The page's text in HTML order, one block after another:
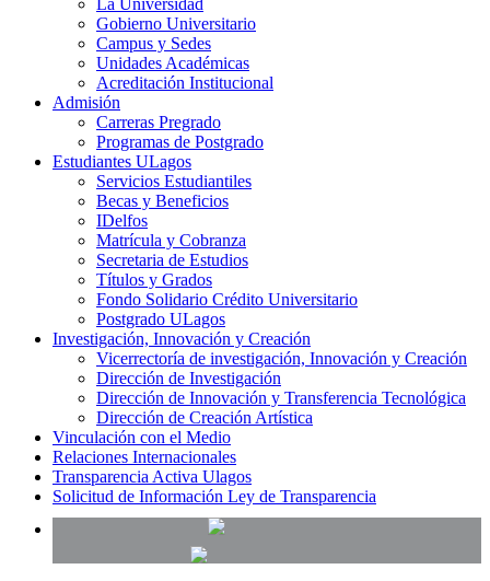
La Universidad
Gobierno Universitario
Campus y Sedes
Unidades Académicas
Acreditación Institucional
Admisión
Carreras Pregrado
Programas de Postgrado
Estudiantes ULagos
Servicios Estudiantiles
Becas y Beneficios
IDelfos
Matrícula y Cobranza
Secretaria de Estudios
Títulos y Grados
Fondo Solidario Crédito Universitario
Postgrado ULagos
Investigación, Innovación y Creación
Vicerrectoría de investigación, Innovación y Creación
Dirección de Investigación
Dirección de Innovación y Transferencia Tecnológica
Dirección de Creación Artística
Vinculación con el Medio
Relaciones Internacionales
Transparencia Activa Ulagos
Solicitud de Información Ley de Transparencia